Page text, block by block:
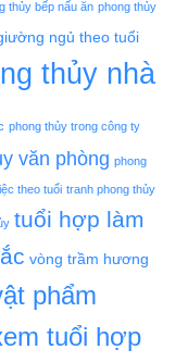
thủy bếp nấu ăn phong thủy
ngủ theo tuổi
thủy nhà
phong thủy trong công ty
văn phòng phong
theo tuổi tranh phong thủy
tuổi hợp làm
vòng trầm hương
phẩm
tuổi hợp